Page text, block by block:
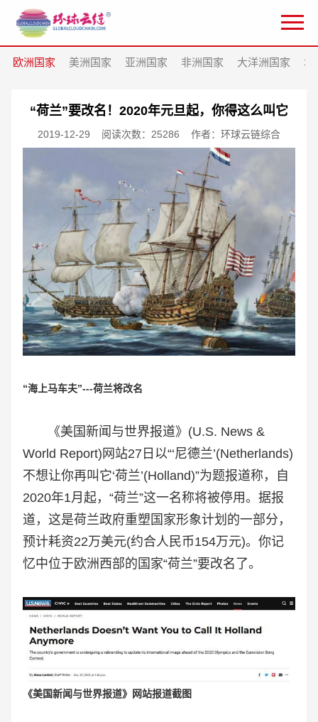
欧洲国家 美洲国家 亚洲国家 非洲国家 大洋洲国家 北
“荷兰”要改名！2020年元旦起，你得这么叫它
2019-12-29 阅读次数：25286 作者：环球云链综合
“海上马车夫”---荷兰将改名
《美国新闻与世界报道》(U.S. News &
World Report)网站27日以“‘尼德兰’(Netherlands)
不想让你再叫它‘荷兰’(Holland)”为题报道称，自
2020年1月起，“荷兰”这一名称将被停用。据报
道，这是荷兰政府重塑国家形象计划的一部分，
预计耗资22万美元(约合人民币154万元)。 你记
忆中位于欧洲西部的国家“荷兰”要改名了。
《美国新闻与世界报道》网站报道截图